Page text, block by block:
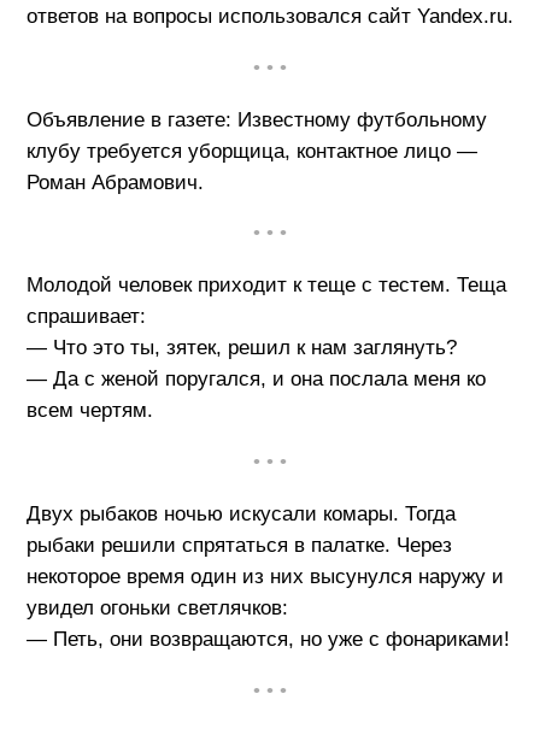
ответов на вопросы использовался сайт Yandex.ru.
• • •
Объявление в газете: Известному футбольному
клубу требуется уборщица, контактное лицо —
Роман Абрамович.
• • •
Молодой человек приходит к теще с тестем. Теща
спрашивает:
— Что это ты, зятек, решил к нам заглянуть?
— Да с женой поругался, и она послала меня ко
всем чертям.
• • •
Двух рыбаков ночью искусали комары. Тогда
рыбаки решили спрятаться в палатке. Через
некоторое время один из них высунулся наружу и
увидел огоньки светлячков:
— Петь, они возвращаются, но уже с фонариками!
• • •